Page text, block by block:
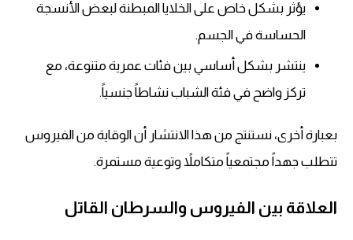
يؤثر بشكل خاص على الخلايا المبطنة لبعض الأنسجة
الحساسة في الجسم.
ينتشر بشكل أساسي بين فئات عمرية متنوعة، مع
تركز واضح في فئة الشباب نشاطاً جنسياً.
بعبارة أخرى، نستنتج من هذا الانتشار أن الوقاية من الفيروس
تتطلب جهداً مجتمعياً متكاملاً وتوعية مستمرة.
العلاقة بين الفيروس والسرطان القاتل